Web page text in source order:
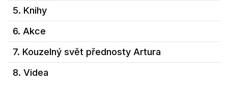
5. Knihy
6. Akce
7. Kouzelný svět přednosty Artura
8. Videa